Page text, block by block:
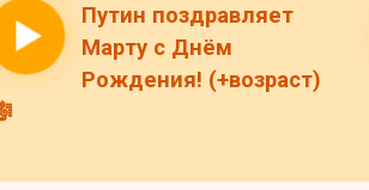
Путин поздравляет
Марту с Днём
Рождения! (+возраст)